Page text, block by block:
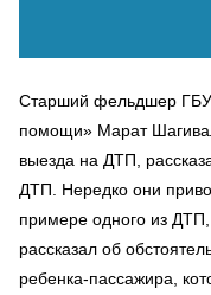
Старший фельдшер
помощи» Марат
выезда на ДТП,
ДТП. Нередко они
примере одного из
рассказал об
ребенка-пассажира,